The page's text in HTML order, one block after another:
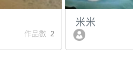
作品數 2
米米